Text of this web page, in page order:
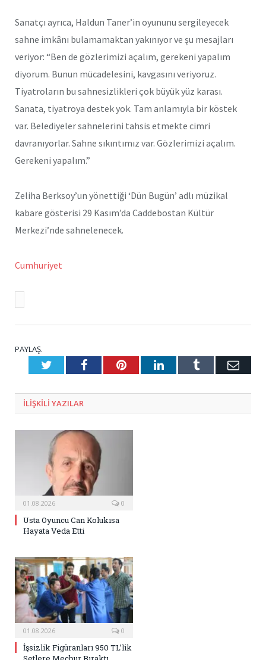
Sanatçı ayrıca, Haldun Taner’in oyununu sergileyecek
sahne imkânı bulamamaktan yakınıyor ve şu mesajları
veriyor: “Ben de gözlerimizi açalım, gerekeni yapalım
diyorum. Bunun mücadelesini, kavgasını veriyoruz.
Tiyatroların bu sahnesizlikleri çok büyük yüz karası.
Sanata, tiyatroya destek yok. Tam anlamıyla bir köstek
var. Belediyeler sahnelerini tahsis etmekte cimri
davranıyorlar. Sahne sıkıntımız var. Gözlerimizi açalım.
Gerekeni yapalım.”
Zeliha Berksoy’un yönettiği ‘Dün Bugün’ adlı müzikal
kabare gösterisi 29 Kasım’da Caddebostan Kültür
Merkezi’nde sahnelenecek.
Cumhuriyet
PAYLAŞ.
TwitterFacebookPinterestLinkedInTumblr E-
ILIŞKILI YAZILAR
01.08.2026 0
Usta Oyuncu Can Kolukısa
Hayata Veda Etti
01.08.2026 0
İşsizlik Figüranları 950 TL’lik